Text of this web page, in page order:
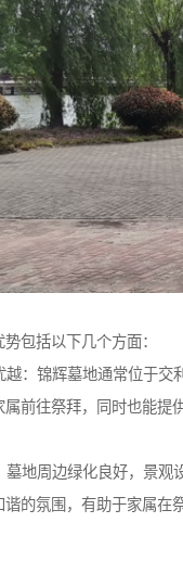
包括以下几个方面：
越：锦辉墓地通常位于交
属前往祭拜，同时也能提
墓地周边绿化良好，景观
谐的氛围，有助于家属在